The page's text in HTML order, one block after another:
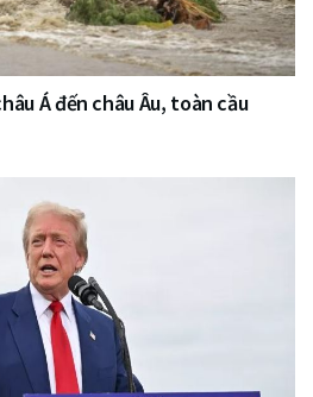
Á đến châu Âu, toàn cầu